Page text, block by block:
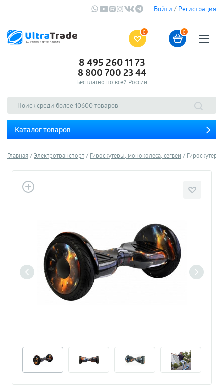
Войти / Регистрация
0 0
8 495 260 11 73
8 800 700 23 44
Бесплатно по всей России
Каталог товаров
Главная Электротранспорт Гироскутеры, моноколеса, сегвеи Гироскутер